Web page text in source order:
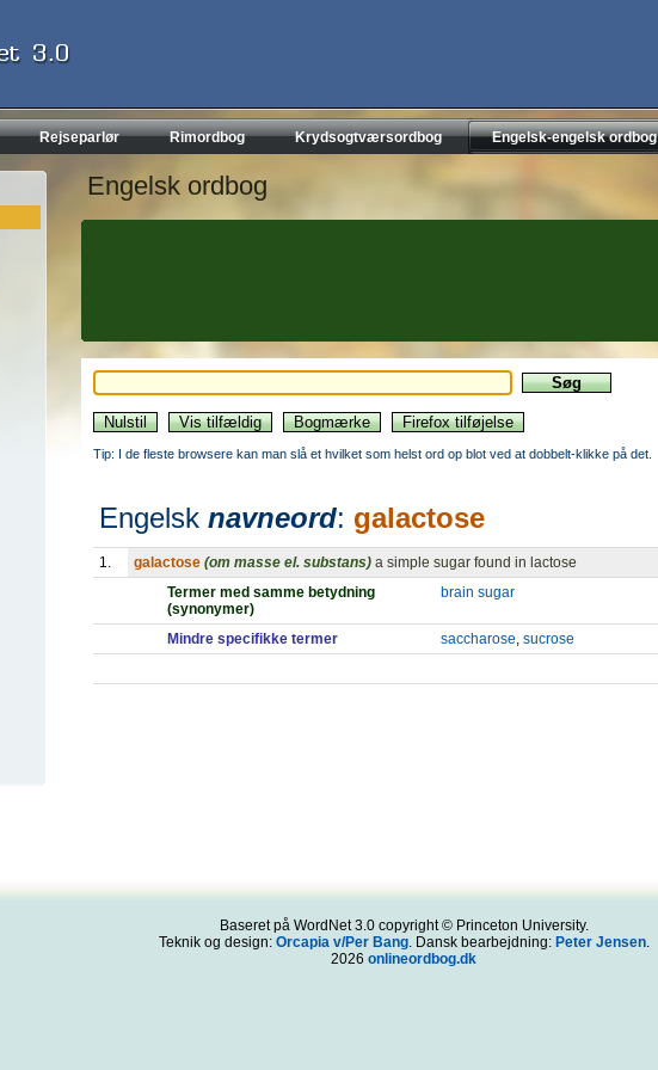
Rejseparlør Rimordbog Krydsogtværsordbog Engelsk-engelsk ordbog
Engelsk ordbog
Tip: I de fleste browsere kan man slå et hvilket som helst ord op blot ved at dobbelt-klikke på det.
Engelsk navneord: galactose
1. galactose (om masse el. substans) a simple sugar found in lactose
Termer med samme betydning
(synonymer)
brain sugar
Mindre specifikke termer saccharose, sucrose
Baseret på WordNet 3.0 copyright © Princeton University.
Teknik og design: Orcapia v/Per Bang. Dansk bearbejdning: Peter Jensen.
2026 onlineordbog.dk